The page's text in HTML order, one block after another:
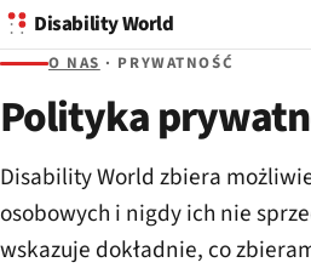
Disability World
O NAS · PRYWATNOŚĆ
Polityka
Disability World zbiera
osobowych i nigdy ich nie
wskazuje dokładnie, co